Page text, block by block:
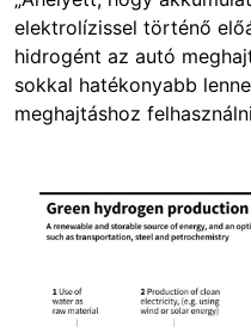
elektrolízissel történő
hidrogént az autó
sokkal hatékonyabb
meghajtáshoz
Image